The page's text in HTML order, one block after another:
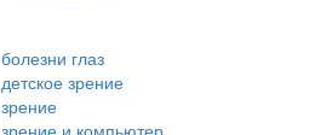
болезни глаз
детское зрение
зрение